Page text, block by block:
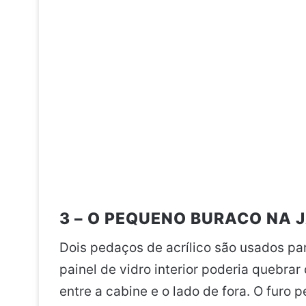
3 – O PEQUENO BURACO NA
Dois pedaços de acrílico são usados
painel de vidro interior poderia
entre a cabine e o lado de fora. O furo